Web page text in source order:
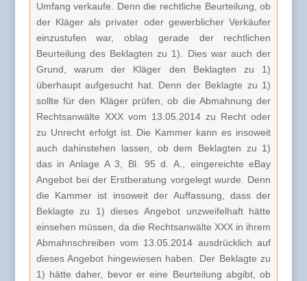
Umfang verkaufe. Denn die rechtliche Beurteilung, ob
der Kläger als privater oder gewerblicher Verkäufer
einzustufen war, oblag gerade der rechtlichen
Beurteilung des Beklagten zu 1). Dies war auch der
Grund, warum der Kläger den Beklagten zu 1)
überhaupt aufgesucht hat. Denn der Beklagte zu 1)
sollte für den Kläger prüfen, ob die Abmahnung der
Rechtsanwälte XXX vom 13.05.2014 zu Recht oder
zu Unrecht erfolgt ist. Die Kammer kann es insoweit
auch dahinstehen lassen, ob dem Beklagten zu 1)
das in Anlage A 3, Bl. 95 d. A., eingereichte eBay
Angebot bei der Erstberatung vorgelegt wurde. Denn
die Kammer ist insoweit der Auffassung, dass der
Beklagte zu 1) dieses Angebot unzweifelhaft hätte
einsehen müssen, da die Rechtsanwälte XXX in ihrem
Abmahnschreiben vom 13.05.2014 ausdrücklich auf
dieses Angebot hingewiesen haben. Der Beklagte zu
1) hätte daher, bevor er eine Beurteilung abgibt, ob